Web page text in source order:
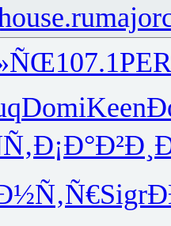
107.1
DomiKeen
Ð¡Ð°Ð²Ð¸
Sigr